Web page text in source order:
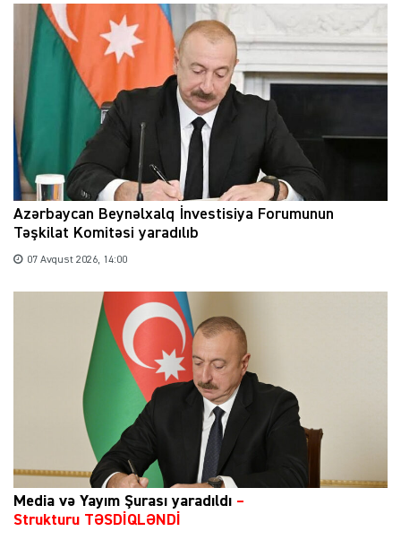
Azərbaycan Beynəlxalq İnvestisiya Forumunun
Təşkilat Komitəsi yaradılıb
07 Avqust 2026, 14:00
Media və Yayım Şurası yaradıldı –
Strukturu TƏSDİQLƏNDİ